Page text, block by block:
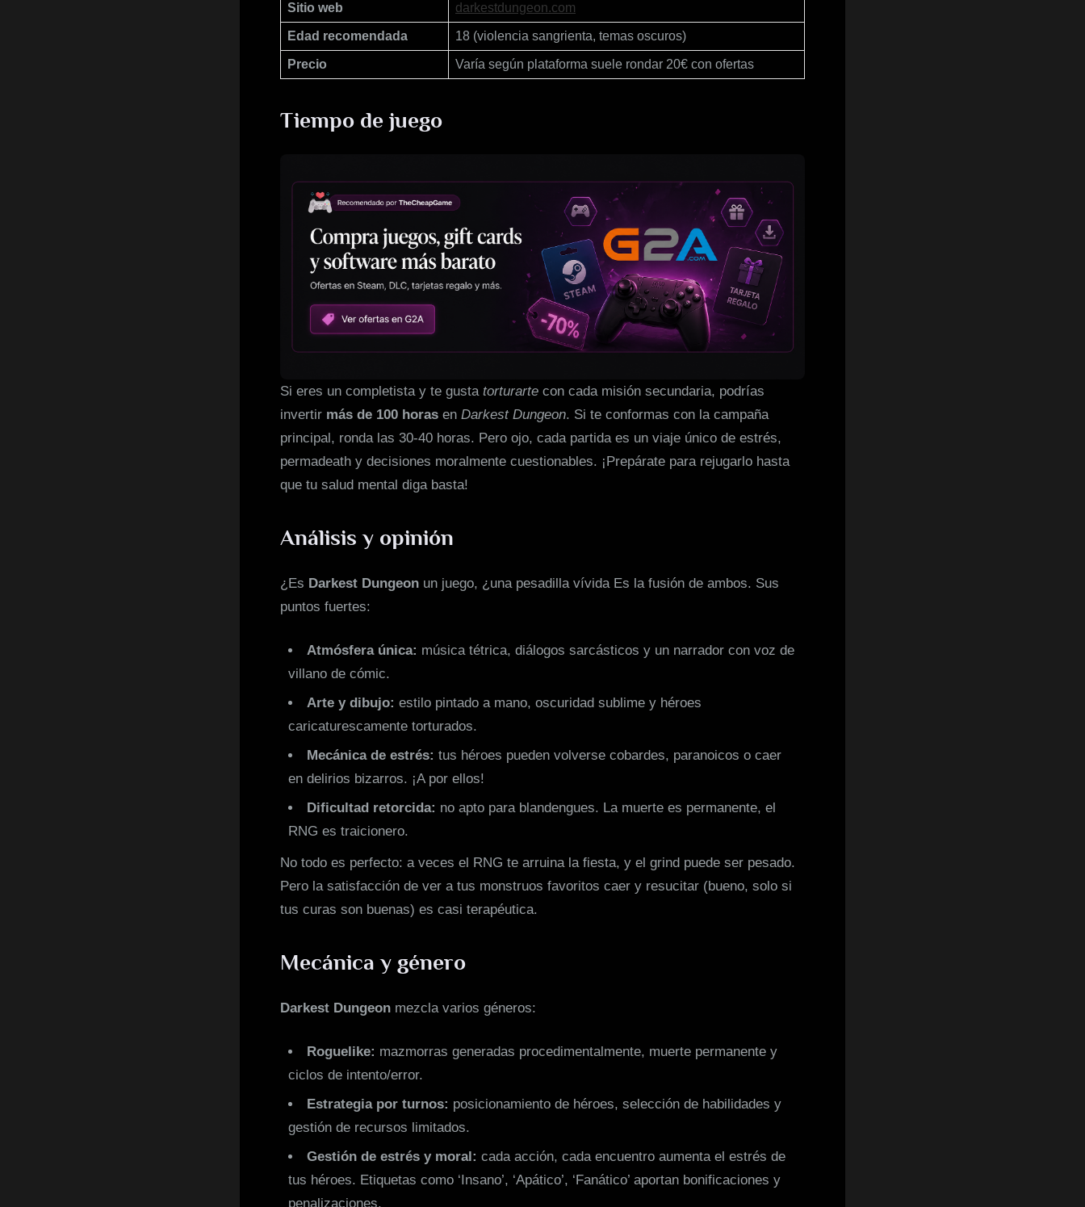
Sitio web darkestdungeon.com
Edad recomendada 18 (violencia sangrienta, temas oscuros)
Precio Varía según plataforma suele rondar 20€ con ofertas
Tiempo de juego
Si eres un completista y te gusta torturarte con cada misión secundaria, podrías
invertir más de 100 horas en Darkest Dungeon. Si te conformas con la campaña
principal, ronda las 30-40 horas. Pero ojo, cada partida es un viaje único de estrés,
permadeath y decisiones moralmente cuestionables. ¡Prepárate para rejugarlo hasta
que tu salud mental diga basta!
Análisis y opinión
¿Es Darkest Dungeon un juego, ¿una pesadilla vívida Es la fusión de ambos. Sus
puntos fuertes:
Atmósfera única: música tétrica, diálogos sarcásticos y un narrador con voz de
villano de cómic.
Arte y dibujo: estilo pintado a mano, oscuridad sublime y héroes
caricaturescamente torturados.
Mecánica de estrés: tus héroes pueden volverse cobardes, paranoicos o caer
en delirios bizarros. ¡A por ellos!
Dificultad retorcida: no apto para blandengues. La muerte es permanente, el
RNG es traicionero.
No todo es perfecto: a veces el RNG te arruina la fiesta, y el grind puede ser pesado.
Pero la satisfacción de ver a tus monstruos favoritos caer y resucitar (bueno, solo si
tus curas son buenas) es casi terapéutica.
Mecánica y género
Darkest Dungeon mezcla varios géneros:
Roguelike: mazmorras generadas procedimentalmente, muerte permanente y
ciclos de intento/error.
Estrategia por turnos: posicionamiento de héroes, selección de habilidades y
gestión de recursos limitados.
Gestión de estrés y moral: cada acción, cada encuentro aumenta el estrés de
tus héroes. Etiquetas como ‘Insano’, ‘Apático’, ‘Fanático’ aportan bonificaciones y
penalizaciones.